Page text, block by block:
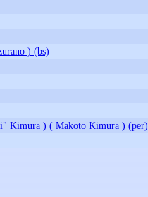
) (bs)
Kimura ) ( Makoto Kimura ) (per)